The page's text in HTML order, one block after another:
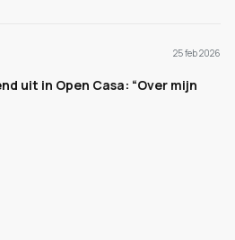
25 feb 2026
uit in Open Casa: “Over mijn